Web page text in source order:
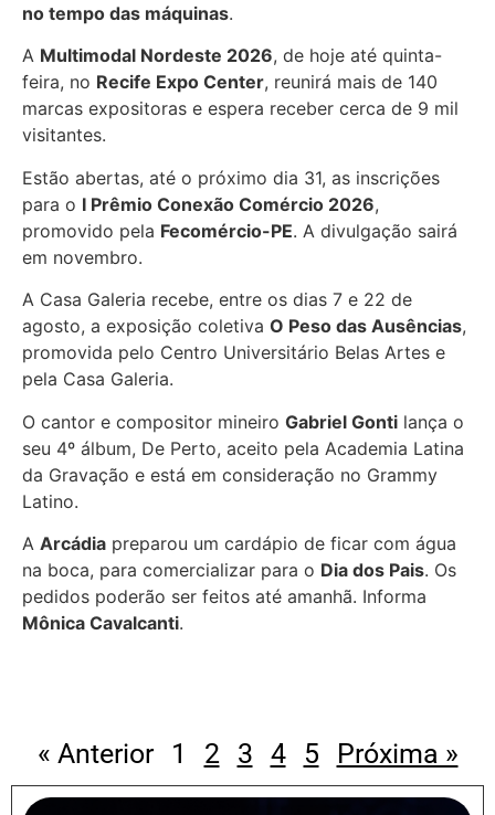
no tempo das máquinas.
A Multimodal Nordeste 2026, de hoje até quinta-
feira, no Recife Expo Center, reunirá mais de 140
marcas expositoras e espera receber cerca de 9 mil
visitantes.
Estão abertas, até o próximo dia 31, as inscrições
para o I Prêmio Conexão Comércio 2026,
promovido pela Fecomércio-PE. A divulgação sairá
em novembro.
A Casa Galeria recebe, entre os dias 7 e 22 de
agosto, a exposição coletiva O Peso das Ausências,
promovida pelo Centro Universitário Belas Artes e
pela Casa Galeria.
O cantor e compositor mineiro Gabriel Gonti lança o
seu 4º álbum, De Perto, aceito pela Academia Latina
da Gravação e está em consideração no Grammy
Latino.
A Arcádia preparou um cardápio de ficar com água
na boca, para comercializar para o Dia dos Pais. Os
pedidos poderão ser feitos até amanhã. Informa
Mônica Cavalcanti.
« Anterior 1 2 3 4 5 Próxima »